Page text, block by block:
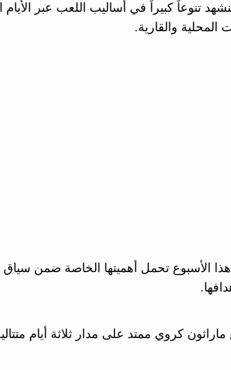
سنشهد تنوعاً كبيراً في أساليب اللعب عبر
المحلية والقارية.
الأسبوع تحمل أهميتها الخاصة ضمن سياق
كروي ممتد على مدار ثلاثة أيام